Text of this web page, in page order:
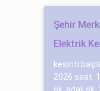
Şehir
Elektrik
kesinti
2026 saat
sk. adalı